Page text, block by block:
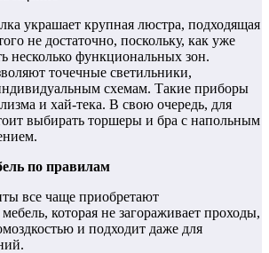
украшает крупная люстра, подходящая
не достаточно, поскольку, как уже
несколько функциональных зон.
точечные светильники,
схемам. Такие приборы
и хай-тека. В свою очередь, для
выбирать торшеры и бра с напольным
по правилам
все чаще приобретают
которая не загораживает проходы,
и подходит даже для